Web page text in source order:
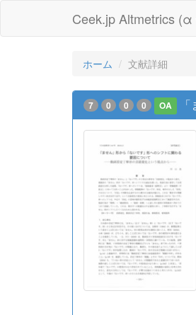
Ceek.jp Altmetrics (α
ホーム 文献詳細
7 0 0 0 OA